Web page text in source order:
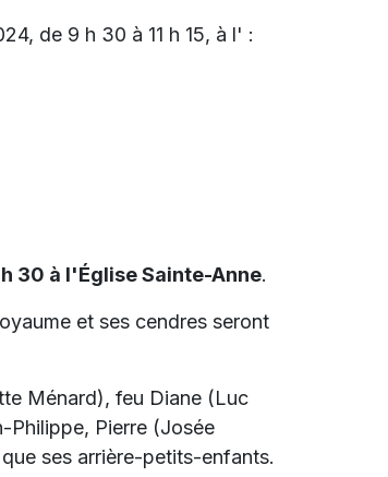
de 9 h 30 à 11 h 15, à l' :
30 à l'Église Sainte-Anne.
et ses cendres seront
Ménard), feu Diane (Luc
Philippe, Pierre (Josée
ses arrière-petits-enfants.